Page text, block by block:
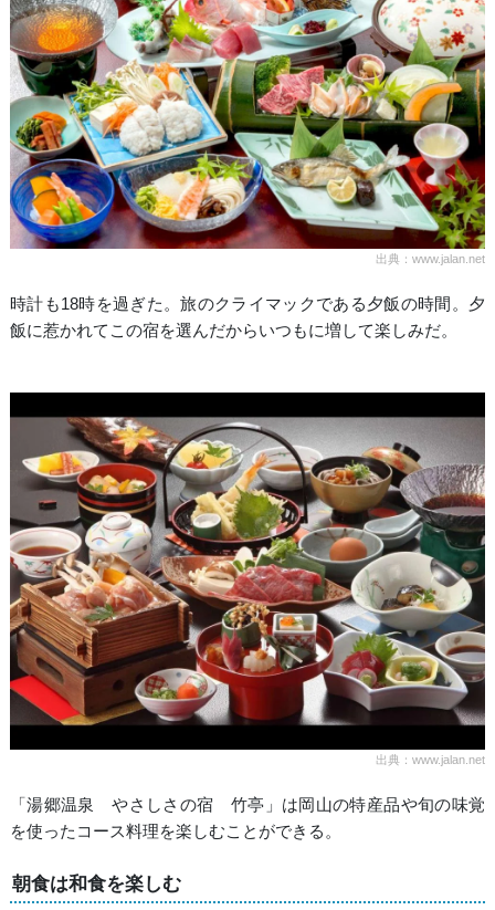
出典：www.jalan.net
時計も18時を過ぎた。旅のクライマックである夕飯の時間。夕
飯に惹かれてこの宿を選んだからいつもに増して楽しみだ。
出典：www.jalan.net
「湯郷温泉 やさしさの宿 竹亭」は岡山の特産品や旬の味覚
を使ったコース料理を楽しむことができる。
朝食は和食を楽しむ